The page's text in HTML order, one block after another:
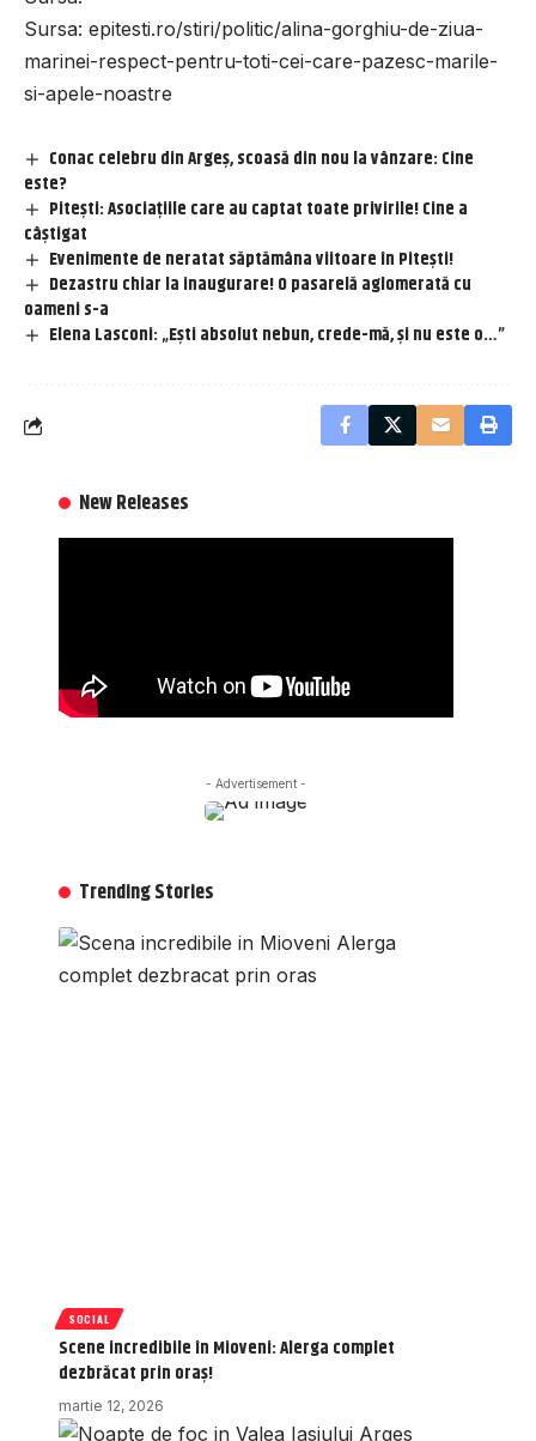
Sursa: epitesti.ro/stiri/politic/alina-gorghiu-de-ziua-
marinei-respect-pentru-toti-cei-care-pazesc-marile-
si-apele-noastre
Conac celebru din Argeș, scoasă din nou la vânzare: Cine
este?
Pitești: Asociațiile care au captat toate privirile! Cine a
câștigat
Evenimente de neratat săptămâna viitoare în Pitești!
Dezastru chiar la inaugurare! O pasarelă aglomerată cu
oameni s-a
Elena Lasconi: „Ești absolut nebun, crede-mă, și nu este o…”
New Releases
- Advertisement -
Trending Stories
SOCIAL
Scene incredibile în Mioveni: Alerga complet
dezbrăcat prin oraș!
martie 12, 2026